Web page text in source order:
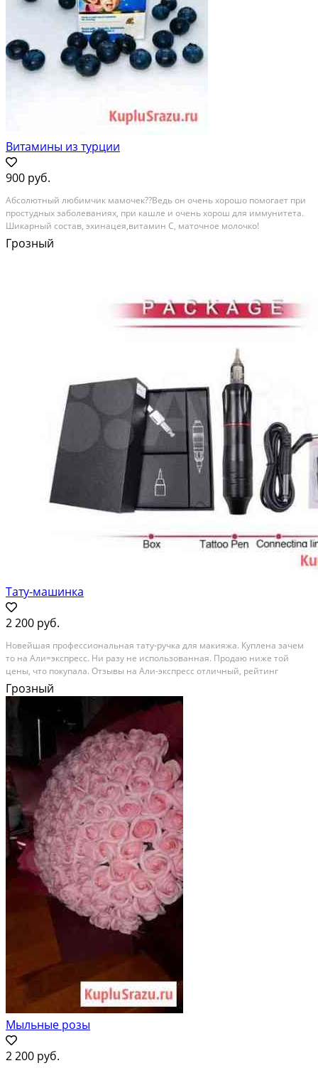
Витамины из турции
900 руб.
Абсолютный любимчик мамочек??Ведь он очень хорошо помогает при
простудных заболеваниях, при кашле и очень хорош для иммунитета.
Шикарный состав, эхинацея,витамин С, маточное молочко!
Грозный
Тату-машинка
2 200 руб.
Новейшая профессиональная тату-ручка для макияжа. Куплена зачем
то на Али=экспресс. Ни разу не использованная. Продаю ниже той
цены, что покупала. Отзывы на Али-экспресс отличный, рейтинг
высокий Состояние: новое.
Грозный
Мыльные розы
2 200 руб.